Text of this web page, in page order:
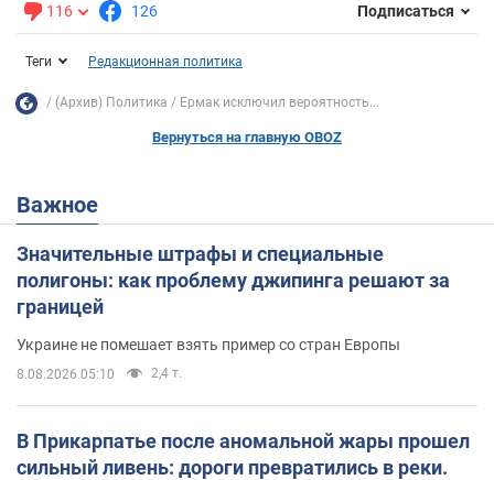
116 126 Подписаться
Теги Редакционная политика
(Архив) Политика Ермак исключил вероятность...
Вернуться на главную OBOZ
Важное
Значительные штрафы и специальные
полигоны: как проблему джипинга решают за
границей
Украине не помешает взять пример со стран Европы
8.08.2026 05:10 2,4 т.
В Прикарпатье после аномальной жары прошел
сильный ливень: дороги превратились в реки.